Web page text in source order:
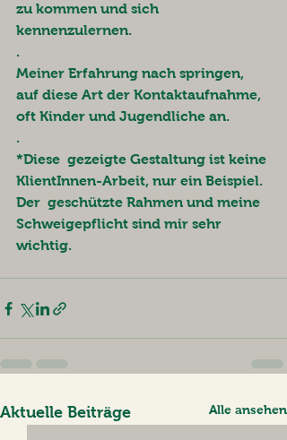
zu kommen und sich
kennenzulernen.
.
Meiner Erfahrung nach springen,
auf diese Art der Kontaktaufnahme,
oft Kinder und Jugendliche an.
.
*Diese  gezeigte Gestaltung ist keine
KlientInnen-Arbeit, nur ein Beispiel.
Der  geschützte Rahmen und meine
Schweigepflicht sind mir sehr
wichtig.
Aktuelle Beiträge Alle ansehen